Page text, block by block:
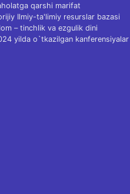
qarshi marifat
Ilmiy-ta'limiy resurslar bazasi
– tinchlik va ezgulik dini
yilda o`tkazilgan kanferensiyalar